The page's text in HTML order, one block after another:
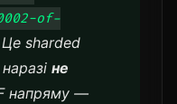
of-
Це sharded
не
напряму —